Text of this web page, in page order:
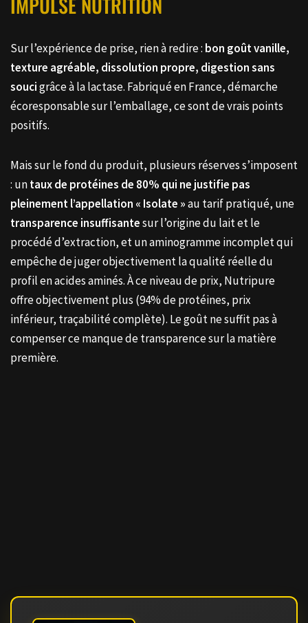
Sur l’expérience de prise, rien à redire : bon goût vanille,
texture agréable, dissolution propre, digestion sans
soucigrâce à la lactase. Fabriqué en France, démarche
écoresponsable sur l’emballage, ce sont de vrais points
positifs.
Mais sur le fond du produit, plusieurs réserves s’imposent
: untaux de protéines de 80% qui ne justifie pas
pleinement l’appellation « Isolate »au tarif pratiqué, une
transparence insuffisantesur l’origine du lait et le
procédé d’extraction, et un aminogramme incomplet qui
empêche de juger objectivement la qualité réelle du
profil en acides aminés. À ce niveau de prix, Nutripure
offre objectivement plus (94% de protéines, prix
inférieur, traçabilité complète). Le goût ne suffit pas à
compenser ce manque de transparence sur la matière
première.